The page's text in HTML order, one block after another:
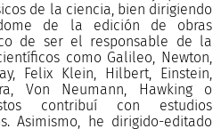
de la ciencia, bien dirigiendo
de la edición de obras
de ser el responsable de la
como Galileo, Newton,
Felix Klein, Hilbert, Einstein,
Von Neumann, Hawking o
contribuí con estudios
Asimismo, he dirigido-editado